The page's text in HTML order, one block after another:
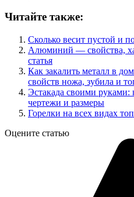
Читайте также:
Сколько весит пустой и
Алюминий — свойства,
статья
Как закалить металл в
свойств ножа, зубила и
Эстакада своими руками:
чертежи и размеры
Горелки на всех видах
Оцените статью